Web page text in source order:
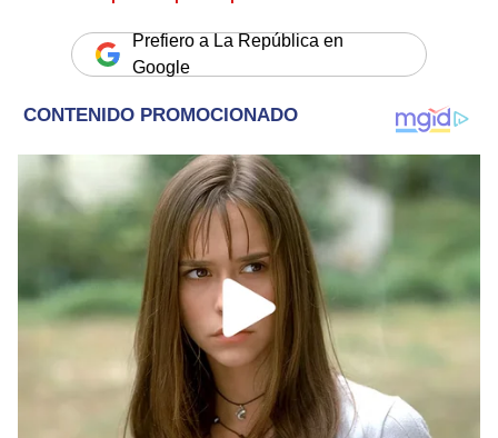
Prefiero a La República en
Google